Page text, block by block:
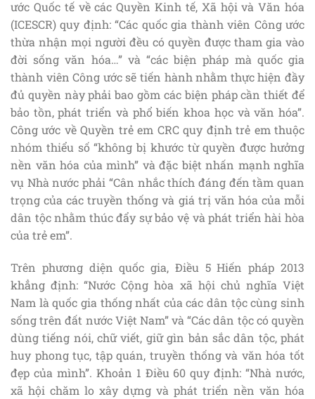
ước Quốc tế về các Quyền Kinh tế, Xã hội và Văn hóa
(ICESCR) quy định: “Các quốc gia thành viên Công ước
thừa nhận mọi người đều có quyền được tham gia vào
đời sống văn hóa…” và “các biện pháp mà quốc gia
thành viên Công ước sẽ tiến hành nhằm thực hiện đầy
đủ quyền này phải bao gồm các biện pháp cần thiết để
bảo tồn, phát triển và phổ biến khoa học và văn hóa”.
Công ước về Quyền trẻ em CRC quy định trẻ em thuộc
nhóm thiểu số “không bị khước từ quyền được hưởng
nền văn hóa của mình” và đặc biệt nhấn mạnh nghĩa
vụ Nhà nước phải “Cân nhắc thích đáng đến tầm quan
trọng của các truyền thống và giá trị văn hóa của mỗi
dân tộc nhằm thúc đẩy sự bảo vệ và phát triển hài hòa
của trẻ em”.
Trên phương diện quốc gia, Điều 5 Hiến pháp 2013
khẳng định: “Nước Cộng hòa xã hội chủ nghĩa Việt
Nam là quốc gia thống nhất của các dân tộc cùng sinh
sống trên đất nước Việt Nam” và “Các dân tộc có quyền
dùng tiếng nói, chữ viết, giữ gìn bản sắc dân tộc, phát
huy phong tục, tập quán, truyền thống và văn hóa tốt
đẹp của mình”. Khoản 1 Điều 60 quy định: “Nhà nước,
xã hội chăm lo xây dựng và phát triển nền văn hóa